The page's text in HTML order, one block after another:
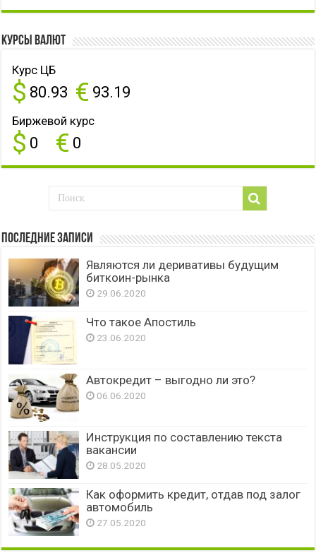
Курсы валют
Курс ЦБ
$ 80.93 € 93.19
Биржевой курс
$ 0 € 0
Последние записи
Являются ли деривативы будущим
биткоин-рынка
29.06.2020
Что такое Апостиль
23.06.2020
Автокредит – выгодно ли это?
06.06.2020
Инструкция по составлению текста
вакансии
28.05.2020
Как оформить кредит, отдав под залог
автомобиль
27.05.2020